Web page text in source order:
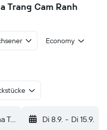
Trang Cam Ranh
Economy
Nha Trang Cam Ranh (CXR) Di 8.9. - Di 15.9.